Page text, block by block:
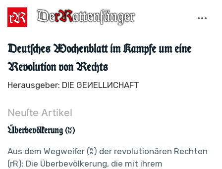
Deutſches Wochenblatt im Kampfe um eine
Revolution von Rechts
Herausgeber: DIE GEИELLИCHAFT
Neuſte Artikel
Überbevölkerung (ʬ)
Aus dem Wegweiſer (ʬ) der revolutionären Rechten
(rR): Die Überbevölkerung, die mit ihrem